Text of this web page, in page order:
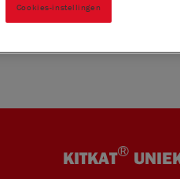
KITKAT®
Cookies-instellingen